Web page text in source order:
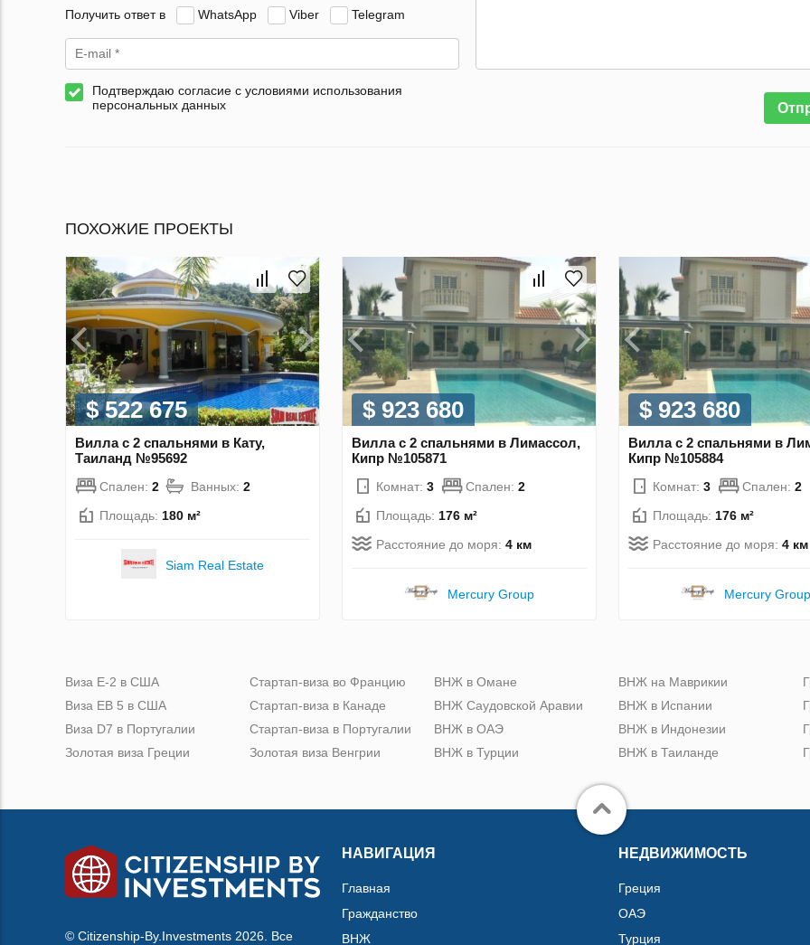
Получить ответ в WhatsApp Viber Telegram
Подтверждаю согласие с условиями использования
персональных данных
ПОХОЖИЕ ПРОЕКТЫ
$ 522 675
Вилла с 2 спальнями в Кату,
Таиланд №95692
Спален: 2 Ванных: 2
Площадь: 180 м²
Siam Real Estate
$ 923 680
Вилла с 2 спальнями в Лимассол,
Кипр №105871
Комнат: 3 Спален: 2
Площадь: 176 м²
Расстояние до моря: 4 км
Mercury Group
$ 923 680
Вилла с 2 спальнями в
Кипр №105884
Комнат: 3 Спален: 2
Площадь: 176 м²
Расстояние до моря: 4 км
Mercury Group
Виза Е-2 в США
Виза ЕВ 5 в США
Виза D7 в Португалии
Золотая виза Греции
Стартап-виза во Францию
Стартап-виза в Канаде
Стартап-виза в Португалии
Золотая виза Венгрии
ВНЖ в Омане
ВНЖ Саудовской Аравии
ВНЖ в ОАЭ
ВНЖ в Турции
ВНЖ на Маврикии
ВНЖ в Испании
ВНЖ в Индонезии
ВНЖ в Таиланде
© Citizenship-By.Investments 2026. Все
НАВИГАЦИЯ
Главная
Гражданство
ВНЖ
НЕДВИЖИМОСТЬ
Греция
ОАЭ
Турция